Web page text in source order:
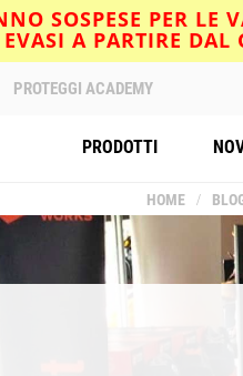
SOSPESE PER
EVASI A PARTIRE
PROTEGGI ACADEMY
PRODOTTI
HOME /